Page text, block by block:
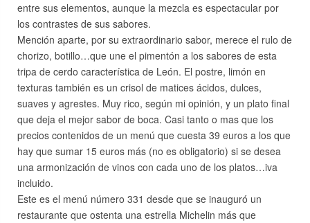
entre sus elementos, aunque la mezcla es espectacular por
los contrastes de sus sabores.
Mención aparte, por su extraordinario sabor, merece el rulo de
chorizo, botillo…que une el pimentón a los sabores de esta
tripa de cerdo característica de León. El postre, limón en
texturas también es un crisol de matices ácidos, dulces,
suaves y agrestes. Muy rico, según mi opinión, y un plato final
que deja el mejor sabor de boca. Casi tanto o mas que los
precios contenidos de un menú que cuesta 39 euros a los que
hay que sumar 15 euros más (no es obligatorio) si se desea
una armonización de vinos con cada uno de los platos…iva
incluido.
Este es el menú número 331 desde que se inauguró un
restaurante que ostenta una estrella Michelin más que